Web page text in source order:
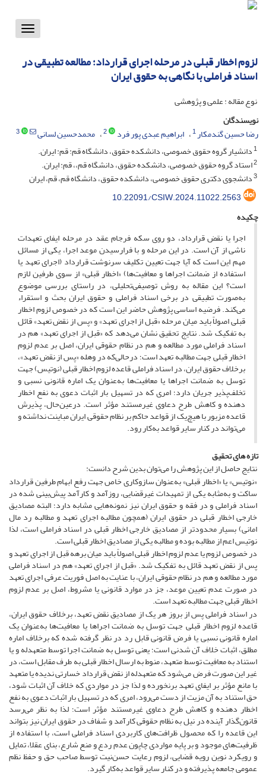
Toggle
لزوم اخطار قبلی در مرحله اجرای قرارداد؛ مطالعه تطبیقی در
اسناد فراملی با نگاهی به حقوق ایران
نوع مقاله : علمی و پژوهشی
نویسندگان
رضا حسین گندمکار1 ابراهیم عبدی پور فرد 2 محمدحسین لسانی
3
1دانشیار گروه حقوق خصوصی، دانشکده حقوق، دانشگاه قم: قم: ایران.
2استاد گروه حقوق خصوصی، دانشکده حقوق، دانشگاه قم،، قم: ایران.
3دانشجوی دکتری حقوق خصوصی، دانشکده حقوق، دانشگاه قم، قم، ایران
10.22091/CSIW.2024.11022.2563
چکیده
اجرا یا نقض قرارداد، دو روی سکه فرجام عقد در مرحله ایفای تعهدات
ناشی از آن است. در این مرحله و با فرارسیدن موعد اجرا، یکی از مسائل
مهم این است که آیا جهت تعیین تکلیف سرنوشت قرارداد (اجرای تعهد یا
استفاده از ضمانت اجراها و معافیت‌ها) «اخطار قبلی» از سوی طرفین لازم
است؟ این مقاله به روش توصیفی‌تحلیلی، در راستای بررسی موضوع
به‌صورت تطبیقی در برخی اسناد فراملی و حقوق ایران بحث و استقراء
می‌کند. فرضیه اساسی پژوهش حاضر این است که در خصوص لزوم اخطار
قبلی اصولاً باید میان مرحله «قبل از اجرای تعهد» و «پس از نقض تعهد» قائل
به تفکیک شد. نتایج تحقیق نشان می‌دهد که «قبل از اجرای تعهد» هم در
اسناد فراملی مورد مطالعه و هم در نظام حقوقی ایران، اصل بر عدم لزوم
اخطار قبلی جهت مطالبه تعهد است؛ درحالی‌که در وهله «پس از نقض تعهد»،
برخلاف حقوق ایران، در اسناد فراملی قاعده لزوم اخطار قبلی (نوتیس)‌ جهت
توسل به ضمانت اجراها یا معافیت‌ها به‌عنوان یک اماره قانونی نسبی و
تخلف‌پذیر جریان دارد؛ امری که در تسهیل بار اثبات دعوی به نفع اخطار
دهنده و کاهش طرح دعاوی غیرمستند مؤثر است. درعین‌حال، پذیرش
قاعده مزبور با هیچ‌یک از قواعد حاکم بر نظام حقوقی ایران مباینت نداشته و
می‌تواند در کنار سایر قواعد به‌کار رود.
تازه های تحقیق
نتایج حاصل از این پژوهش را می‌توان بدین شرح دانست:
«نوتیس» یا «اخطار قبلی» به‌عنوان سازوکاری خاص جهت رفع ابهام طرفین قرارداد
ساکت و به‌مثابه یکی از تمهیدات غیرقضایی، روزآمد و کارآمد پیش‌بینی شده در
اسناد فراملی و در فقه و حقوق ایران نیز نمونه‌هایی مشابه دارد؛ البته مصادیق
خارجی اخطار قبلی در حقوق ایران (همچون مطالبه اجرای تعهد و مطالبه رد مال
امانی) بسیار محدودتر از مصادیق خارجی اخطار قبلی در اسناد فراملی است، لذا
نوتیس اعم از مطالبه بوده و مطالبه یکی از مصادیق اخطار قبلی است.
در خصوص لزوم یا عدم لزوم اخطار قبلی اصولاً باید میان برهه قبل از اجرای تعهد و
پس از نقض تعهد قائل به تفکیک شد. «قبل از اجرای تعهد» هم در اسناد فراملی
مورد مطالعه و هم در نظام حقوقی ایران، با عنایت به اصل فوریت عرفی اجرای تعهد
در صورت عدم تعیین موعد، جز در موارد قانونی یا مشروط، اصل بر عدم لزوم
اخطار قبلی جهت مطالبه تعهد است.
در اسناد فراملی پس از بروز هر یک از مصادیق نقض تعهد، برخلاف حقوق ایران،
قاعده لزوم اخطار قبلی جهت توسل به ضمانت اجراها یا معافیت‌ها به‌عنوان یک
اماره قانونی نسبی یا فرض قانونی قابل رد در نظر گرفته ‌شده که برخلاف اماره
مطلق، اثبات خلاف آن شدنی است؛ یعنی توسل به ضمانت اجرا توسط متعهدله و یا
استناد به معافیت توسط متعهد، منوط به ارسال اخطار قبلی به طرف مقابل است، در
غیر این‌ صورت فرض می‌شود که متعهدله از نقض قرارداد خسارتی ندیده یا متعهد
با مانع مؤثر بر ایفای تعهد برنخورده و لذا جز در مواردی که خلاف آن اثبات شود،
حق استناد به آن مزیت از دست می‌رود، امری که در تسهیل بار اثبات دعوی به نفع
اخطار دهنده و کاهش طرح دعاوی غیرمستند مؤثر است؛ لذا به نظر می‌رسد
قانون‌گذار آینده در نیل به نظام حقوقی کارآمد و شفاف در حقوق ایران نیز بتواند
این قاعده را که محصول ظرافت‌های کاربردی اسناد فراملی است، با استفاده از
ظرفیت‌های موجود و بر پایه مواردی چاپون عدم ردع و منع شارع، بنای عقلا، تمایل
و رویکرد نوین رویه قضایی، لزوم رعایت حسن‌نیت توسط صاحب حق و حفظ نظم
عمومی جامعه پذیرفته و در کنار سایر قواعد به‌کار گیرد.